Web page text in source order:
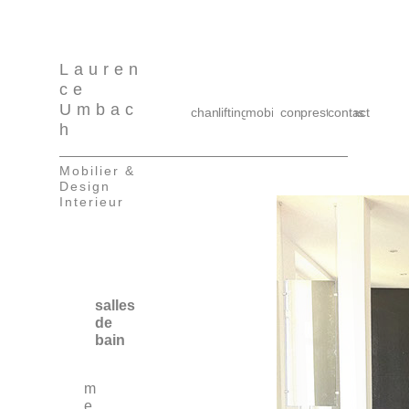
Lauren
ce
Umbac
h
Mobilier &
Design
Interieur
salles
de
bain
m
e
chantiers
liftingmobilierconceptprestations
contact